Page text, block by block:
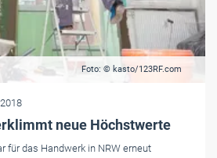
Foto: © kasto/123RF.com
neue Höchstwerte
für das Handwerk in NRW erneut